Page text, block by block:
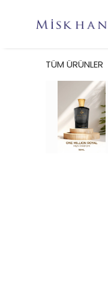
TÜM ÜRÜNLER